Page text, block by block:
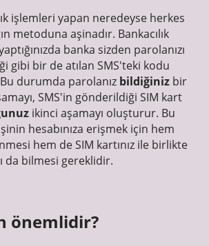
işlemleri yapan neredeyse herkes
metoduna aşinadır. Bankacılık
banka sizden parolanızı
gibi bir de atılan SMS'teki kodu
durumda parolanız bildiğiniz bir
SMS'in gönderildiği SIM kart
ikinci aşamayı oluşturur. Bu
hesabınıza erişmek için hem
hem de SIM kartınız ile birlikte
da bilmesi gereklidir.
önemlidir?